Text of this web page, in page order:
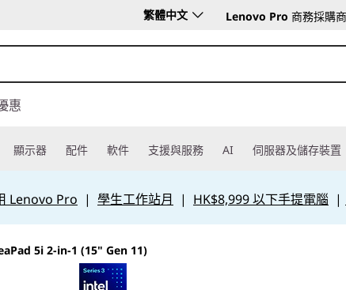
繁體中文 Lenovo Pro 商務採購
惠
顯示器 配件 軟件 支援與服務 AI 伺服器及儲存裝置
Lenovo Pro | 學生工作站月 | HK$8,999 以下手提電腦 |
5i 2-in-1 (15" Gen 11)